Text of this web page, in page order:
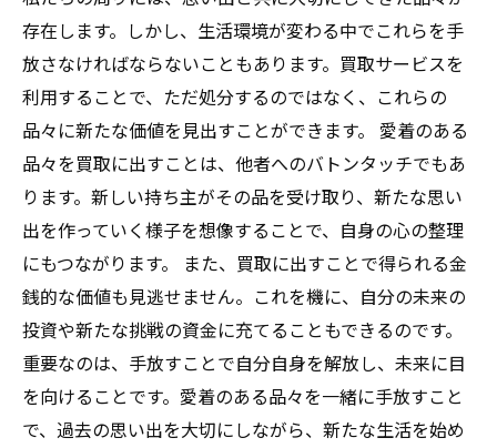
存在します。しかし、生活環境が変わる中でこれらを手
放さなければならないこともあります。買取サービスを
利用することで、ただ処分するのではなく、これらの
品々に新たな価値を見出すことができます。 愛着のある
品々を買取に出すことは、他者へのバトンタッチでもあ
ります。新しい持ち主がその品を受け取り、新たな思い
出を作っていく様子を想像することで、自身の心の整理
にもつながります。 また、買取に出すことで得られる金
銭的な価値も見逃せません。これを機に、自分の未来の
投資や新たな挑戦の資金に充てることもできるのです。
重要なのは、手放すことで自分自身を解放し、未来に目
を向けることです。愛着のある品々を一緒に手放すこと
で、過去の思い出を大切にしながら、新たな生活を始め